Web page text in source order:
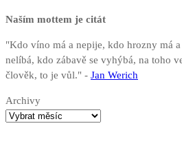
Naším mottem je citát
"Kdo víno má a nepije, kdo hrozny má
nelíbá, kdo zábavě se vyhýbá, na toho
člověk, to je vůl." - Jan Werich
Archivy